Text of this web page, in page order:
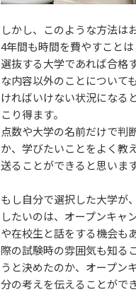
しかし、このような方法は
4年間も時間を費やすこと
選抜する大学であれば合格
な内容以外のことについて
ければいけない状況になる
こり得ます。
点数や大学の名前だけで判
か、学びたいことをよく教
送ることができると思います
もし自分で選択した大学が
したいのは、オープンキャ
や在校生と話をする機会も
際の試験時の雰囲気も知る
うと決めたのか、オープン
分の考えを伝えることがで